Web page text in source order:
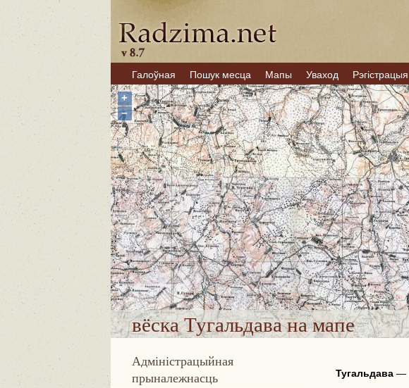
Галоўная Пошук месца Мапы Уваход Рэгістрацыя
+
−
вёска Тугальдавана мапе
Адміністрацыйная
прыналежнасць
Тугальдава—